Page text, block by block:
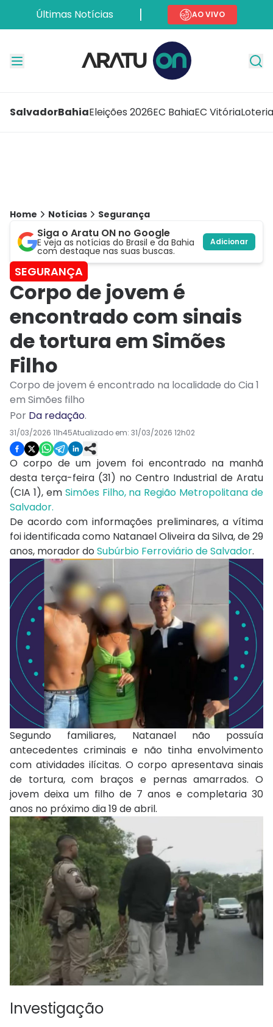
Últimas Notícias AO VIVO
SalvadorBahiaEleições 2026EC BahiaEC Vitória
Home Notícias Segurança
Siga o Aratu ON no Google
E veja as notícias do Brasil e da Bahia
com destaque nas suas buscas.
Adicionar
SEGURANÇA
Corpo de jovem é
encontrado com sinais
de tortura em Simões
Filho
Corpo de jovem é encontrado na localidade do Cia 1
em Simões filho
Por Da redação.
31/03/2026 11h45Atualizado em: 31/03/2026 12h02
O corpo de um jovem foi encontrado na manhã
desta terça-feira (31) no Centro Industrial de Aratu
(CIA 1), emSimões Filho, na Região Metropolitana de
Salvador.
De acordo com informações preliminares, a vítima
foi identificada como Natanael Oliveira da Silva, de 29
anos, morador do Subúrbio Ferroviário de Salvador.
Segundo familiares, Natanael não possuía
antecedentes criminais e não tinha envolvimento
com atividades ilícitas. O corpo apresentava sinais
de tortura, com braços e pernas amarrados. O
jovem deixa um filho de 7 anos e completaria 30
anos no próximo dia 19 de abril.
Investigação